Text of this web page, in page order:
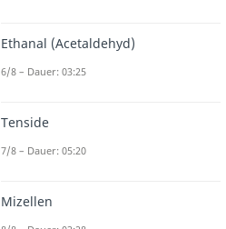
Ethanal (Acetaldehyd)
6/8 – Dauer: 03:25
Tenside
7/8 – Dauer: 05:20
Mizellen